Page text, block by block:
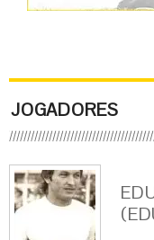
JOGADORES